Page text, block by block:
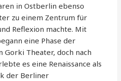
in Ostberlin ebenso
zu einem Zentrum für
Reflexion machte. Mit
eine Phase der
Gorki Theater, doch nach
es eine Renaissance als
der Berliner